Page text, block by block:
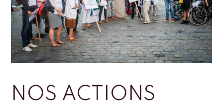
NOS ACTIONS